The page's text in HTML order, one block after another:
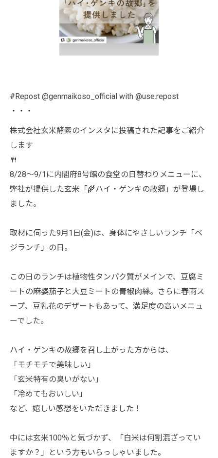
#Repost @genmaikoso_official with @use.repost
・・・
株式会社玄米酵素のインスタに投稿された記事をご紹介
します
🍴
8/28～9/1に内閣府8号館の食堂の日替わりメニューに、
弊社が提供した玄米「🌾ハイ・ゲンキの故郷」が登場し
ました。
取材に伺った9月1日(金)は、身体にやさしいランチ「ベ
ジランチ」の日。
この日のランチは植物性タンパク質がメインで、豆腐ミ
ートの麻婆茄子と大豆ミートの青椒肉絲。さらに春雨ス
ープ、豆乳花のデザートもあって、満足度の高いメニュ
ーでした。
ハイ・ゲンキの故郷を召し上がった方からは、
「モチモチで美味しい」
「玄米特有の臭いがない」
「冷めてもおいしい」
など、嬉しい感想をいただきました！
中には玄米100％と気づかず、「白米は何割混ざってい
ますか？」という方もいらっしゃいました。